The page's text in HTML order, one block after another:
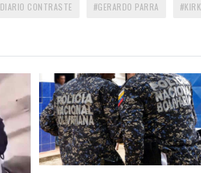
DIARIO CONTRASTE GERARDO PARRA